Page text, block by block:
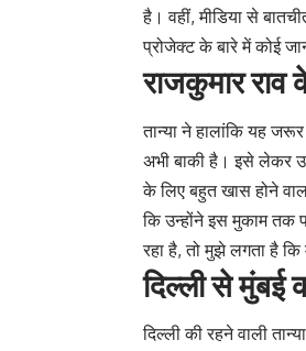
है। वहीं, मीडिया से
प्रोजेक्ट के बारे में कोई
राजकुमार
तान्या ने हालांकि यह
अभी बाकी है। इसे लेकर
के लिए बहुत खास होने
कि उन्होंने इस मुकाम तक
रहा है, तो मुझे लगता है
दिल्ली से मुंबई
दिल्ली की रहने वाली